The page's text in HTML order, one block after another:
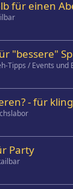
für einen
"bessere"
Tipps / Events und
- für
Party